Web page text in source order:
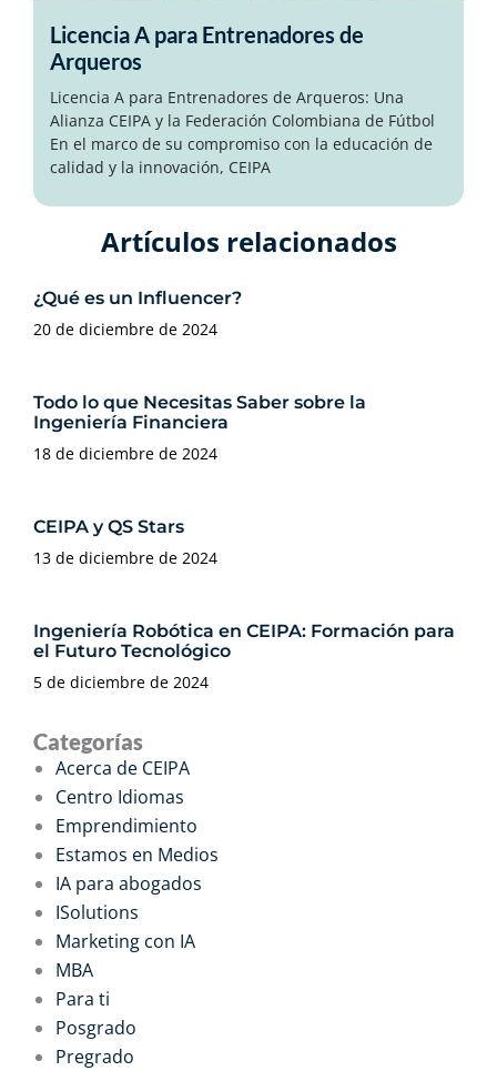
Licencia A para Entrenadores de
Arqueros
Licencia A para Entrenadores de Arqueros: Una
Alianza CEIPA y la Federación Colombiana de Fútbol
En el marco de su compromiso con la educación de
calidad y la innovación, CEIPA
Artículos relacionados​
¿Qué es un Influencer?
20 de diciembre de 2024
Todo lo que Necesitas Saber sobre la
Ingeniería Financiera
18 de diciembre de 2024
CEIPA y QS Stars
13 de diciembre de 2024
Ingeniería Robótica en CEIPA: Formación para
el Futuro Tecnológico
5 de diciembre de 2024
Categorías
Acerca de CEIPA
Centro Idiomas
Emprendimiento
Estamos en Medios
IA para abogados
ISolutions
Marketing con IA
MBA
Para ti
Posgrado
Pregrado